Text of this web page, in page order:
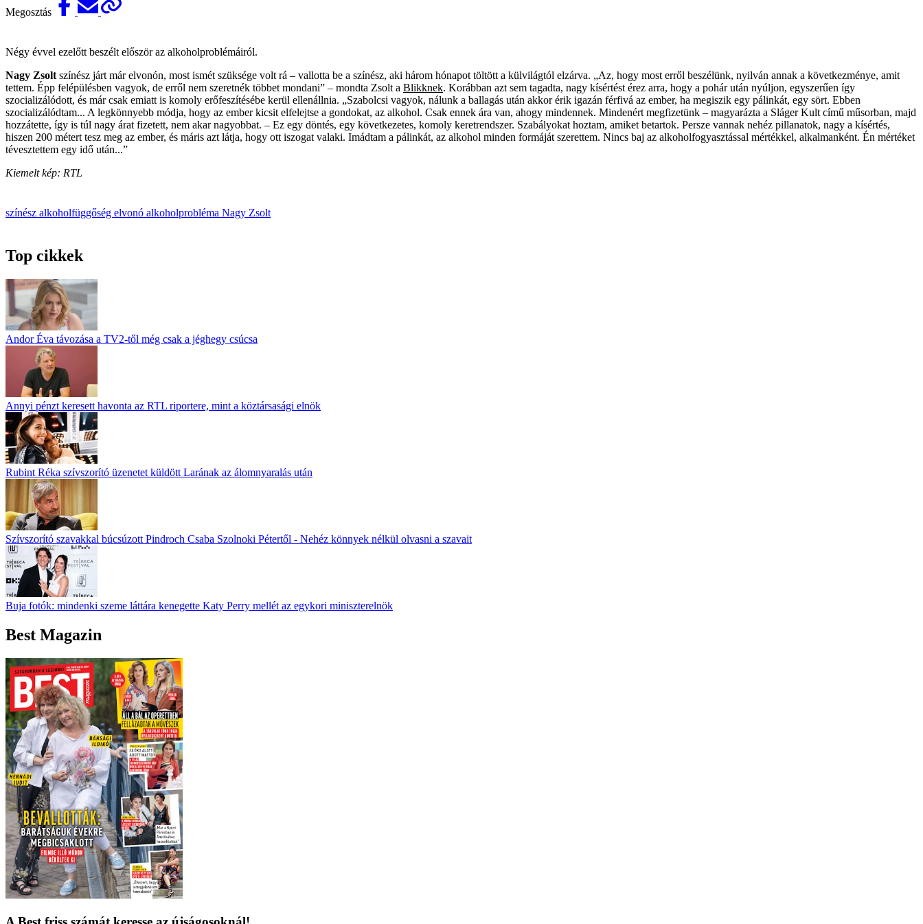
Megosztás
Négy évvel ezelőtt beszélt először az alkoholproblémáiról.
Nagy Zsolt színész járt már elvonón, most ismét szüksége volt rá – vallotta be a színész, aki három hónapot töltött a külvilágtól elzárva. „Az, hogy most erről beszélünk, nyilván annak a következménye, amit
tettem. Épp felépülésben vagyok, de erről nem szeretnék többet mondani” – mondta Zsolt a Blikknek. Korábban azt sem tagadta, nagy kísértést érez arra, hogy a pohár után nyúljon, egyszerűen így
szocializálódott, és már csak emiatt is komoly erőfeszítésébe kerül ellenállnia. „Szabolcsi vagyok, nálunk a ballagás után akkor érik igazán férfivá az ember, ha megiszik egy pálinkát, egy sört. Ebben
szocializálódtam... A legkönnyebb módja, hogy az ember kicsit elfelejtse a gondokat, az alkohol. Csak ennek ára van, ahogy mindennek. Mindenért megfizetünk – magyarázta a Sláger Kult című műsorban, majd
hozzátette, így is túl nagy árat fizetett, nem akar nagyobbat. – Ez egy döntés, egy következetes, komoly keretrendszer. Szabályokat hoztam, amiket betartok. Persze vannak nehéz pillanatok, nagy a kísértés,
hiszen 200 métert tesz meg az ember, és máris azt látja, hogy ott iszogat valaki. Imádtam a pálinkát, az alkohol minden formáját szerettem. Nincs baj az alkoholfogyasztással mértékkel, alkalmanként. Én mértéket
tévesztettem egy idő után...”
Kiemelt kép: RTL
színész alkoholfüggőség elvonó alkoholprobléma Nagy Zsolt
Top cikkek
Andor Éva távozása a TV2-től még csak a jéghegy csúcsa
Annyi pénzt keresett havonta az RTL riportere, mint a köztársasági elnök
Rubint Réka szívszorító üzenetet küldött Larának az álomnyaralás után
Szívszorító szavakkal búcsúzott Pindroch Csaba Szolnoki Pétertől - Nehéz könnyek nélkül olvasni a szavait
Buja fotók: mindenki szeme láttára kenegette Katy Perry mellét az egykori miniszterelnök
Best Magazin